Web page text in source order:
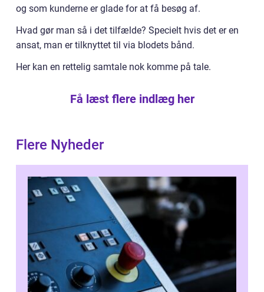
og som kunderne er glade for at få besøg af.
Hvad gør man så i det tilfælde? Specielt hvis det er en
ansat, man er tilknyttet til via blodets bånd.
Her kan en rettelig samtale nok komme på tale.
Få læst flere indlæg her
Flere Nyheder